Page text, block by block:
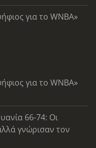
για το WNBA»
για το WNBA»
66-74: Οι
γνώρισαν τον